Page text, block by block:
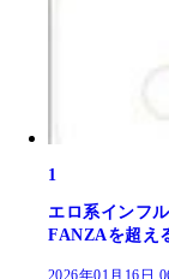
1
エロ系インフ
FANZAを超え
2026年01月16日